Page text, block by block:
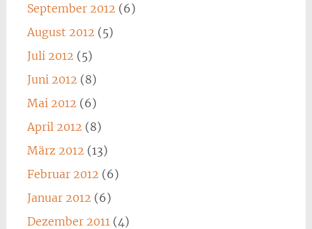
September 2012 (6)
August 2012 (5)
Juli 2012 (5)
Juni 2012 (8)
Mai 2012 (6)
April 2012 (8)
März 2012 (13)
Februar 2012 (6)
Januar 2012 (6)
Dezember 2011 (4)